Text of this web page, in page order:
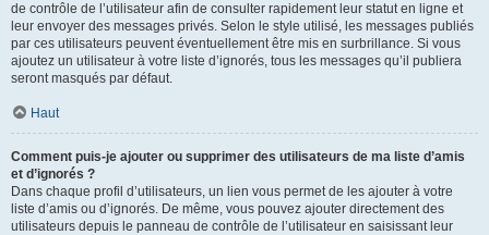
de contrôle de l’utilisateur afin de consulter rapidement leur statut en ligne et
leur envoyer des messages privés. Selon le style utilisé, les messages publiés
par ces utilisateurs peuvent éventuellement être mis en surbrillance. Si vous
ajoutez un utilisateur à votre liste d’ignorés, tous les messages qu’il publiera
seront masqués par défaut.
Haut
Comment puis-je ajouter ou supprimer des utilisateurs de ma liste d’amis
et d’ignorés ?
Dans chaque profil d’utilisateurs, un lien vous permet de les ajouter à votre
liste d’amis ou d’ignorés. De même, vous pouvez ajouter directement des
utilisateurs depuis le panneau de contrôle de l’utilisateur en saisissant leur